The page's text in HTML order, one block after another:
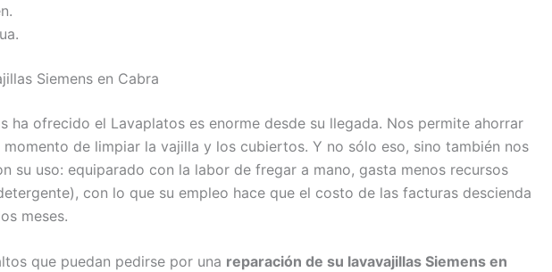
Siemens en Cabra
ha ofrecido el Lavaplatos es enorme desde su llegada. Nos permite ahorrar
de limpiar la vajilla y los cubiertos. Y no sólo eso, sino también nos
su uso: equiparado con la labor de fregar a mano, gasta menos recursos
con lo que su empleo hace que el costo de las facturas descienda
meses.
que puedan pedirse por una reparación de su lavavajillas Siemens en